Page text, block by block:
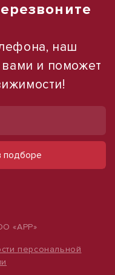
наш
вами и поможет
подборе
«АРР»
персональной